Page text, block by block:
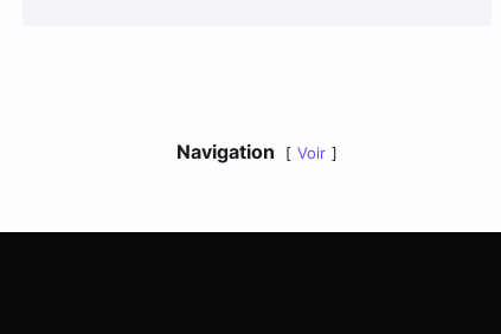
Navigation Voir